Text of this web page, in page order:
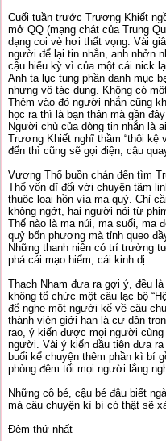
Cuối tuần trước Trương Khiết
mở QQ (mạng chát của Trung
dạng coi vẻ hơi thất vọng. Vài
người để lại tin nhắn, anh nhởn
cậu hiếu kỳ vì của một cái nick
Anh ta lục tung phần danh mục
nhưng vô tác dụng. Không có
Thêm vào đó người nhắn cũng
học ra thì là bạn thân mà gần
Người chủ của dòng tin nhắn là
Trương Khiết nghĩ thầm “thôi kệ
đến thì cũng sẽ gọi điện, cậu
Vương Thổ buồn chán đến tìm
Thổ vốn dĩ đối với chuyện tâm
thuộc loại hồn vía ma quỷ. Chỉ
không ngớt, hai người nói từ
Thế nào là ma núi, ma suối, ma
quỷ bốn phương mà tỉnh queo
Những thanh niên có trí trưởng
phá cái mạo hiểm, cái kinh dị.
Thạch Nham đưa ra gợi ý, đều
không tổ chức một câu lạc bộ
để nghe một người kể về câu
thành viên giới hạn là cư dân
rao, ý kiến được mọi người
người. Vài ý kiến đầu tiên đưa
buổi kể chuyện thêm phần kì bí
phòng đêm tối mọi người lắng
Những cô bé, cậu bé đâu biết
mà câu chuyện kì bí có thật sẽ
Đêm thứ nhất